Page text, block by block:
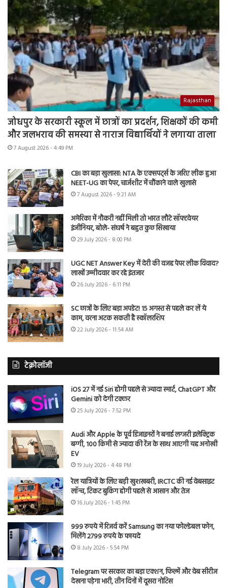
Rajasthan
जोधपुर के सरकारी स्कूल में छात्रों का प्रदर्शन, शिक्षकों की कमी
और जलभराव की समस्या से नाराज विद्यार्थियों ने लगाया ताला
7 August 2026 - 4:49 PM
CBI का बड़ा खुलासा: NTA के एक्सपर्ट्स के जरिए लीक हुआ
NEET-UG का पेपर, चार्जशीट में चौंकाने वाले खुलासे
7 August 2026 - 9:21 AM
अमेरिका में नौकरी नहीं मिली तो भारत लौटे सॉफ्टवेयर
इंजीनियर, बोले- संघर्ष ने बहुत कुछ सिखाया
29 July 2026 - 8:00 PM
UGC NET Answer Key में देरी की वजह पेपर लीक विवाद?
लाखों उम्मीदवार कर रहे इंतजार
26 July 2026 - 6:11 PM
SC छात्रों के लिए बड़ा अपडेट! 15 अगस्त से पहले कर लें ये
काम, वरना अटक सकती है स्कॉलरशिप
22 July 2026 - 11:54 AM
टेक्नोलॉजी
iOS 27 में नई Siri होगी पहले से ज्यादा स्मार्ट, ChatGPT और
Gemini को देगी टक्कर
25 July 2026 - 7:52 PM
Audi और Apple के पूर्व डिजाइनरों ने बनाई लग्जरी इलेक्ट्रिक
बग्गी, 100 किमी से ज्यादा की रेंज के साथ आएगी यह अनोखी
EV
19 July 2026 - 4:48 PM
रेल यात्रियों के लिए बड़ी खुशखबरी, IRCTC की नई वेबसाइट
लॉन्च, टिकट बुकिंग होगी पहले से आसान और तेज
16 July 2026 - 1:45 PM
999 रुपये में रिजर्व करें Samsung का नया फोल्डेबल फोन,
मिलेंगे 2799 रुपये के फायदे
8 July 2026 - 5:54 PM
Telegram पर सरकार का बड़ा एक्शन, फिल्में और वेब सीरीज
देखना पड़ेगा भारी, तीन दिनों में दूसरा नोटिस